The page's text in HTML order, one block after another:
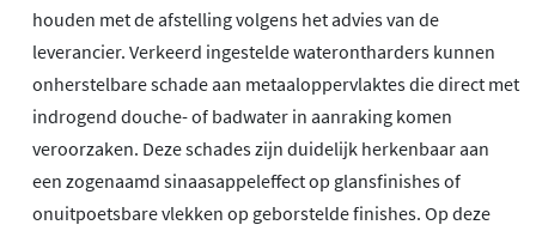
houden met de afstelling volgens het advies van de
leverancier. Verkeerd ingestelde waterontharders kunnen
onherstelbare schade aan metaaloppervlaktes die direct met
indrogend douche- of badwater in aanraking komen
veroorzaken. Deze schades zijn duidelijk herkenbaar aan
een zogenaamd sinaasappeleffect op glansfinishes of
onuitpoetsbare vlekken op geborstelde finishes. Op deze